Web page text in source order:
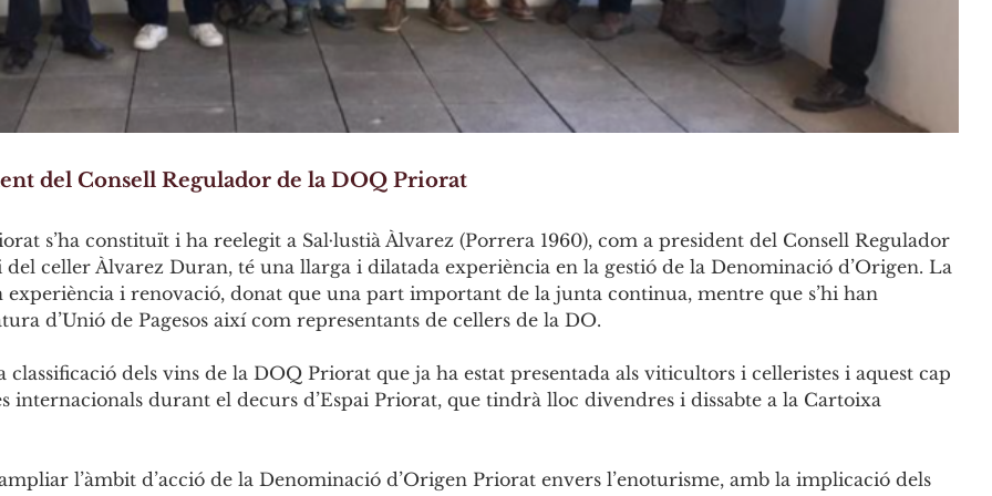
del Consell Regulador de la DOQ Priorat
s’ha constituït i ha reelegit a Sal·lustià Àlvarez (Porrera 1960), com a president del Consell Regulador
celler Àlvarez Duran, té una llarga i dilatada experiència en la gestió de la Denominació d’Origen. La
i renovació, donat que una part important de la junta continua, mentre que s’hi han
d’Unió de Pagesos així com representants de cellers de la DO.
dels vins de la DOQ Priorat que ja ha estat presentada als viticultors i celleristes i aquest cap
internacionals durant el decurs d’Espai Priorat, que tindrà lloc divendres i dissabte a la Cartoixa
l’àmbit d’acció de la Denominació d’Origen Priorat envers l’enoturisme, amb la implicació dels